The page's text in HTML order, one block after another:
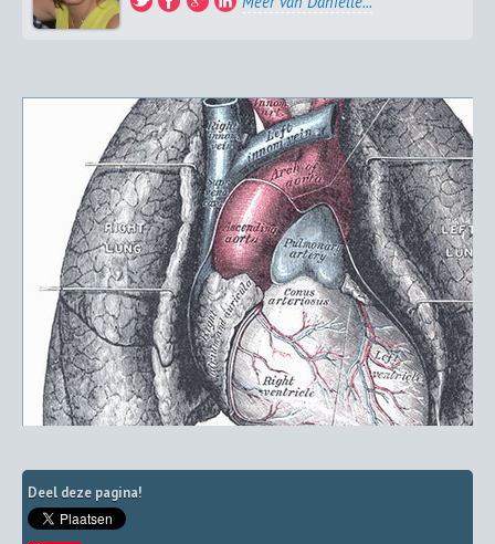
Deel deze pagina!